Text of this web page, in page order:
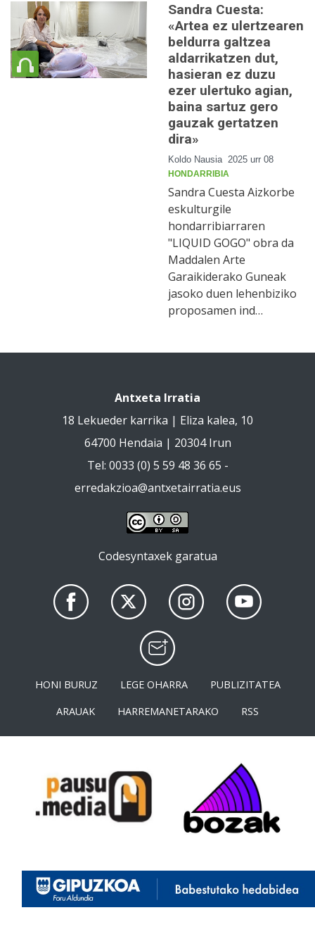
Sandra Cuesta:
«Artea ez ulertzearen
beldurra galtzea
aldarrikatzen dut,
hasieran ez duzu
ezer ulertuko agian,
baina sartuz gero
gauzak gertatzen
dira»
Koldo Nausia 2025 urr 08
HONDARRIBIA
Sandra Cuesta Aizkorbe
eskulturgile
hondarribiarraren
"LIQUID GOGO" obra da
Maddalen Arte
Garaikiderako Guneak
jasoko duen lehenbiziko
proposamen ind…
Antxeta Irratia
18 Lekueder karrika | Eliza kalea, 10
64700 Hendaia | 20304 Irun
Tel: 0033 (0) 5 59 48 36 65 -
erredakzioa@antxetairratia.eus
Codesyntaxek garatua
HONI BURUZ LEGE OHARRA
PUBLIZITATEA
ARAUAK
HARREMANETARAKO RSS